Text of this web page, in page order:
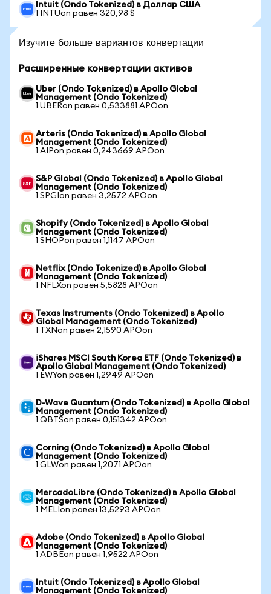
Intuit (Ondo Tokenized) в Доллар США
1 INTUon равен 320,98 $
Изучите больше вариантов конвертации
Расширенные конвертации активов
Uber (Ondo Tokenized) в Apollo Global
Management (Ondo Tokenized)
1 UBERon равен 0,533881 APOon
Arteris (Ondo Tokenized) в Apollo Global
Management (Ondo Tokenized)
1 AIPon равен 0,243669 APOon
S&P Global (Ondo Tokenized) в Apollo Global
Management (Ondo Tokenized)
1 SPGIon равен 3,2572 APOon
Shopify (Ondo Tokenized) в Apollo Global
Management (Ondo Tokenized)
1 SHOPon равен 1,1147 APOon
Netflix (Ondo Tokenized) в Apollo Global
Management (Ondo Tokenized)
1 NFLXon равен 5,5828 APOon
Texas Instruments (Ondo Tokenized) в Apollo
Global Management (Ondo Tokenized)
1 TXNon равен 2,1590 APOon
iShares MSCI South Korea ETF (Ondo Tokenized) в
Apollo Global Management (Ondo Tokenized)
1 EWYon равен 1,2949 APOon
D-Wave Quantum (Ondo Tokenized) в Apollo Global
Management (Ondo Tokenized)
1 QBTSon равен 0,151342 APOon
Corning (Ondo Tokenized) в Apollo Global
Management (Ondo Tokenized)
1 GLWon равен 1,2071 APOon
MercadoLibre (Ondo Tokenized) в Apollo Global
Management (Ondo Tokenized)
1 MELIon равен 13,5293 APOon
Adobe (Ondo Tokenized) в Apollo Global
Management (Ondo Tokenized)
1 ADBEon равен 1,9522 APOon
Intuit (Ondo Tokenized) в Apollo Global
Management (Ondo Tokenized)